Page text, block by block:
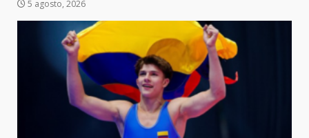
5 agosto, 2026